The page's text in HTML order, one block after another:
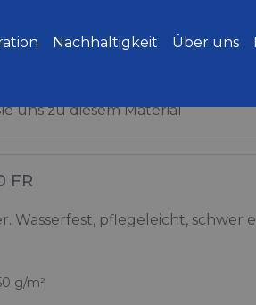
uns zu diesem Material
FR
Wasserfest, pflegeleicht, schwer
g/m²
Nachhaltigkeit Über uns